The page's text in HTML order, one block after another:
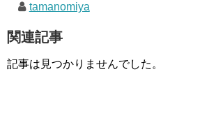
tamanomiya
関連記事
記事は見つかりませんでした。